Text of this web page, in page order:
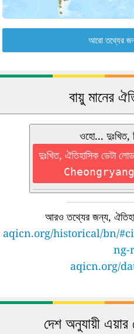
আরো তথ্যের
বায়ু মানের
ওহো... দুঃখিত,
দুঃখিত, ঐতিহাসিক ডেটা
আরও তথ্যের জন্য,
aqicn.org/historical/bn/
ng-
aqicn.org/
দেশ অনুযায়ী এয়ার